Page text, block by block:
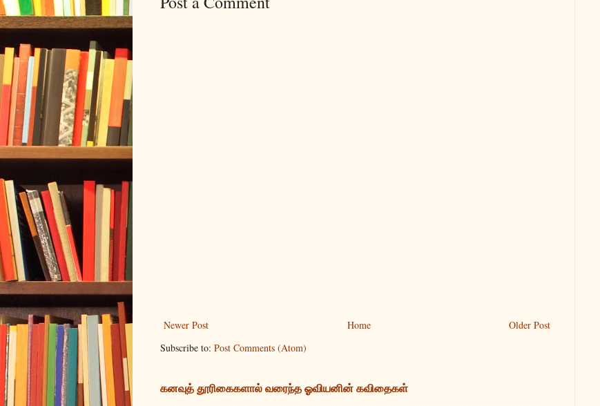
Newer Post Older Post
Home
Subscribe to: Post Comments (Atom)
கனவுத் தூரிகைகளால் வரைந்த ஓவியனின் கவிதைகள்